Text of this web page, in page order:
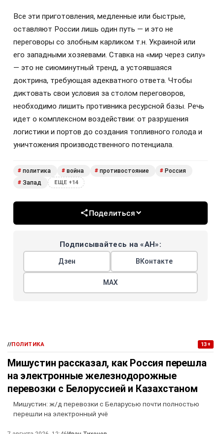
Все эти приготовления, медленные или быстрые,
оставляют России лишь один путь — и это не
переговоры со злобным карликом т.н. Украиной или
его западными хозяевами. Ставка на «мир через силу»
— это не сиюминутный тренд, а устоявшаяся
доктрина, требующая адекватного ответа. Чтобы
диктовать свои условия за столом переговоров,
необходимо лишить противника ресурсной базы. Речь
идет о комплексном воздействии: от разрушения
логистики и портов до создания топливного голода и
уничтожения производственного потенциала.
# политика # война # противостояние # Россия
# Запад ЕЩЕ +14
Поделиться
Подписывайтесь на «АН»:
Дзен ВКонтакте
МАХ
//ПОЛИТИКА 13+
Мишустин рассказал, как Россия перешла
на электронные железнодорожные
перевозки с Белоруссией и Казахстаном
Мишустин: ж/д перевозки с Беларусью почти полностью
перешли на электронный учё